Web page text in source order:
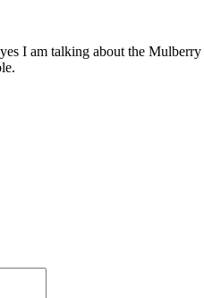
I am talking about the